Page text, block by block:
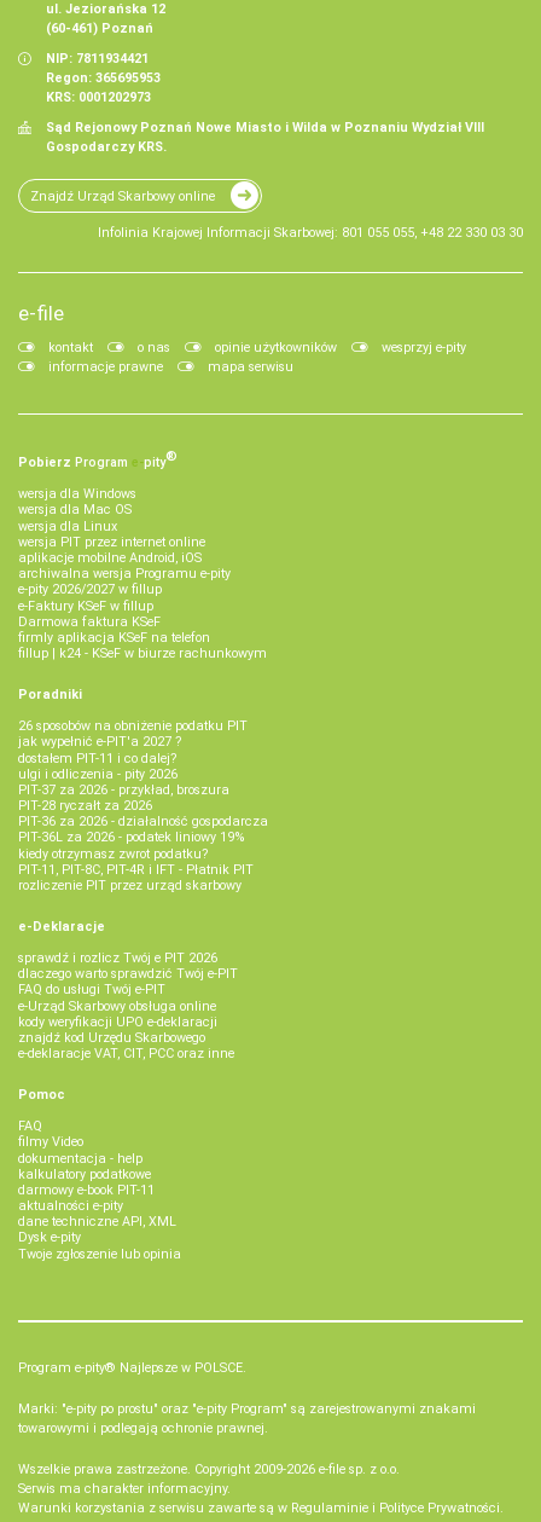
ul. Jeziorańska 12
(60-461) Poznań
NIP: 7811934421
Regon: 365695953
KRS: 0001202973
Sąd Rejonowy Poznań Nowe Miasto i Wilda w Poznaniu Wydział VIII
Gospodarczy KRS.
Znajdź Urząd Skarbowy online
Infolinia Krajowej Informacji Skarbowej: 801 055 055, +48 22 330 03 30
e-file
kontakt o nas opinie użytkowników
wesprzyj e-pity
informacje prawne
mapa serwisu
Pobierz Program e‑pity®
wersja dla Windows
wersja dla Mac OS
wersja dla Linux
wersja PIT przez internet online
aplikacje mobilne Android, iOS
archiwalna wersja Programu e-pity
e-pity 2026/2027 w fillup
e‑Faktury KSeF w fillup
Darmowa faktura KSeF
firmly aplikacja KSeF na telefon
fillup | k24 - KSeF w biurze rachunkowym
Poradniki
26 sposobów na obniżenie podatku PIT
jak wypełnić e-PIT'a 2027 ?
dostałem PIT-11 i co dalej?
ulgi i odliczenia - pity 2026
PIT-37 za 2026 - przykład, broszura
PIT-28 ryczałt za 2026
PIT-36 za 2026 - działalność gospodarcza
PIT-36L za 2026 - podatek liniowy 19%
kiedy otrzymasz zwrot podatku?
PIT-11, PIT-8C, PIT-4R i IFT - Płatnik PIT
rozliczenie PIT przez urząd skarbowy
e-Deklaracje
sprawdź i rozlicz Twój e PIT 2026
dlaczego warto sprawdzić Twój e-PIT
FAQ do usługi Twój e-PIT
e-Urząd Skarbowy obsługa online
kody weryfikacji UPO e-deklaracji
znajdź kod Urzędu Skarbowego
e-deklaracje VAT, CIT, PCC oraz inne
Pomoc
FAQ
filmy Video
dokumentacja - help
kalkulatory podatkowe
darmowy e-book PIT-11
aktualności e-pity
dane techniczne API, XML
Dysk e-pity
Twoje zgłoszenie lub opinia
Program e-pity® Najlepsze w POLSCE.
Marki: "e-pity po prostu" oraz "e-pity Program" są zarejestrowanymi znakami
towarowymi i podlegają ochronie prawnej.
Wszelkie prawa zastrzeżone. Copyright 2009-2026 e-file sp. z o.o.
Serwis ma charakter informacyjny.
Warunki korzystania z serwisu zawarte są w Regulaminie i Polityce Prywatności.